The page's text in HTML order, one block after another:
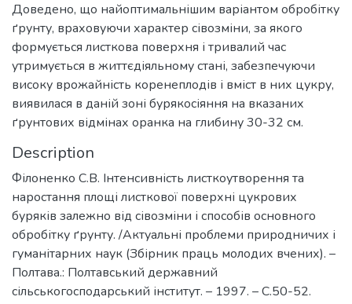
Доведено, що найоптимальнішим варіантом обробітку
ґрунту, враховуючи характер сівозміни, за якого
формується листкова поверхня і тривалий час
утримується в життєдіяльному стані, забезпечуючи
високу врожайність коренеплодів і вміст в них цукру,
виявилася в даній зоні бурякосіяння на вказаних
ґрунтових відмінах оранка на глибину 30-32 см.
Description
Філоненко С.В. Інтенсивність листкоутворення та
наростання площі листкової поверхні цукрових
буряків залежно від сівозміни і способів основного
обробітку ґрунту. /Актуальні проблеми природничих і
гуманітарних наук (Збірник праць молодих вчених). –
Полтава.: Полтавський державний
сільськогосподарський інститут. – 1997. – С.50-52.